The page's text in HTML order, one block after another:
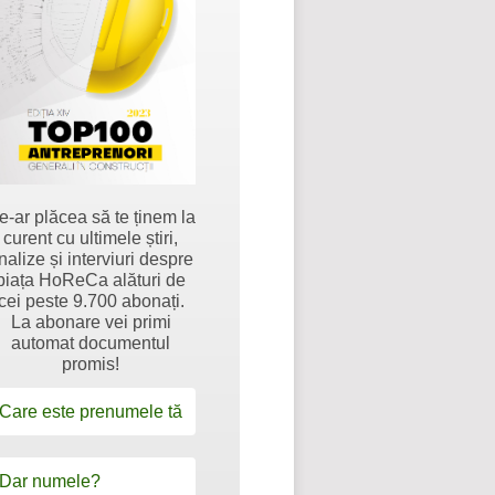
ar plăcea să te ținem la
curent cu ultimele știri,
și interviuri despre
HoReCa alături de
peste 9.700 abonați.
La abonare vei primi
automat documentul
promis!